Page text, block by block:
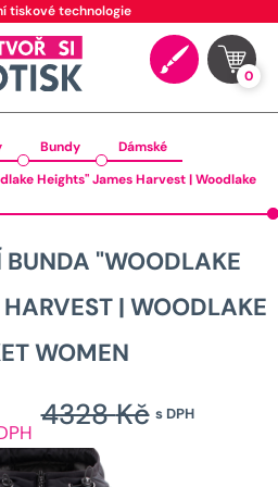
tiskové technologie
0
Bundy
Dámské
Heights" James Harvest | Woodlake
"WOODLAKE
| WOODLAKE
WOMEN
s DPH
4328Kč
Kč.